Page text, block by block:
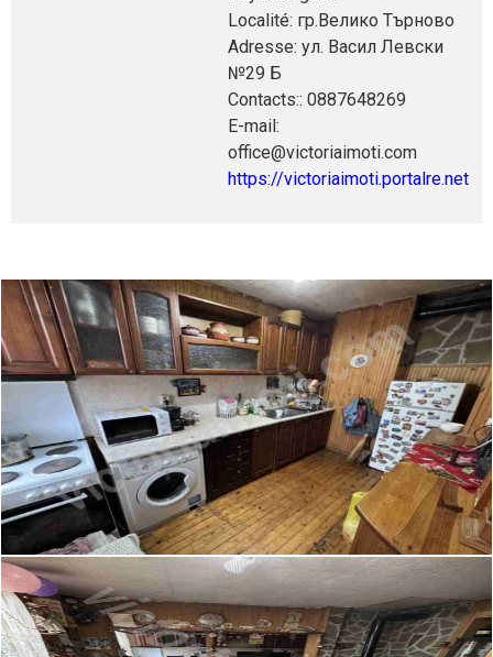
Localité: гр.Велико Търново
Adresse: ул. Васил Левски
№29 Б
Contacts:: 0887648269
E-mail:
office@victoriaimoti.com
https://victoriaimoti.portalre.net